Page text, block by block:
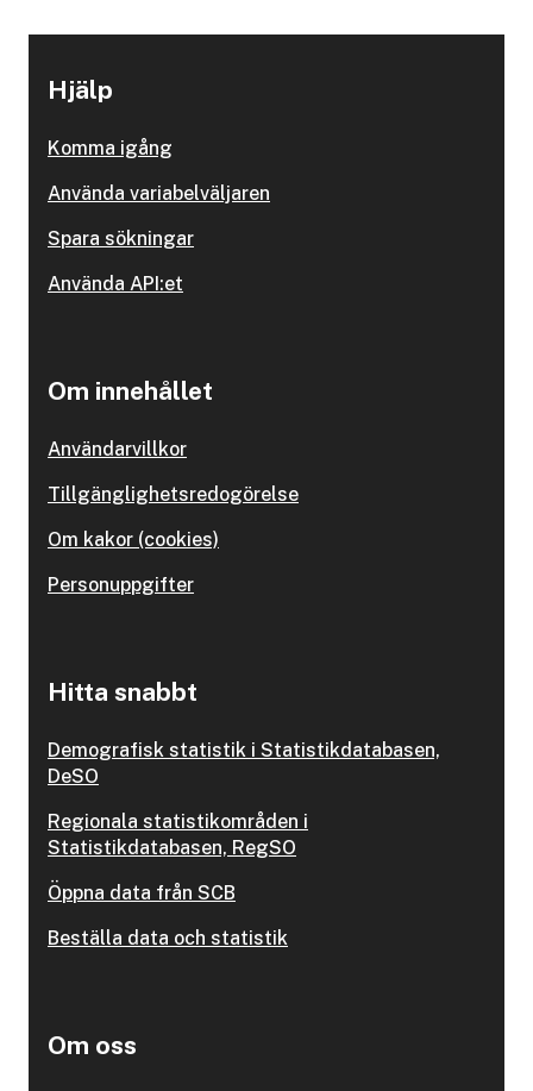
Hjälp
Komma igång
Använda variabelväljaren
Spara sökningar
Använda API:et
Om innehållet
Användarvillkor
Tillgänglighetsredogörelse
Om kakor (cookies)
Personuppgifter
Hitta snabbt
Demografisk statistik i Statistikdatabasen,
DeSO
Regionala statistikområden i
Statistikdatabasen, RegSO
Öppna data från SCB
Beställa data och statistik
Om oss